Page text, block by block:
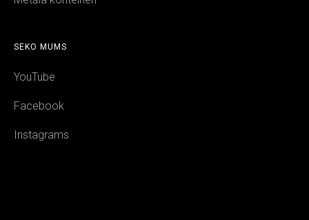
SEKO MUMS
YouTube
Facebook
Instagrams